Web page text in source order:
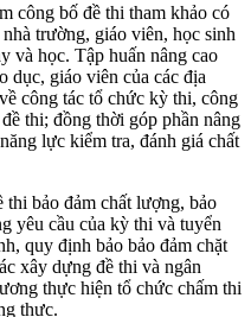
công bố đề thi tham khảo có
trường, giáo viên, học sinh
và học. Tập huấn nâng cao
dục, giáo viên của các địa
công tác tổ chức kỳ thi, công
thi; đồng thời góp phần nâng
lực kiểm tra, đánh giá chất
bảo đảm chất lượng, bảo
yêu cầu của kỳ thi và tuyển
quy định bảo bảo đảm chặt
xây dựng đề thi và ngân
thực hiện tổ chức chấm thi
thực.